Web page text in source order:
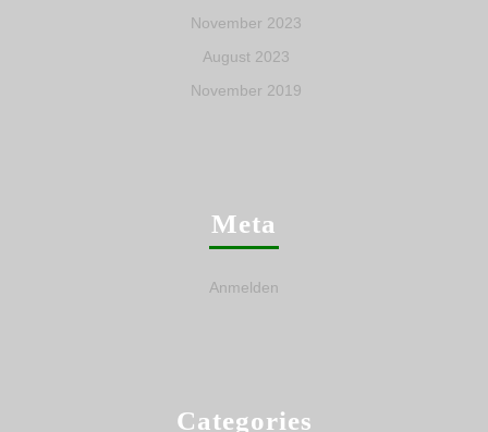
November 2023
August 2023
November 2019
Meta
Anmelden
Categories